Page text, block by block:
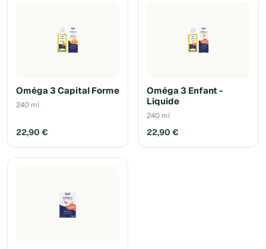
Oméga 3 Capital Forme
240 ml
22,90 €
Oméga 3 Enfant -
Liquide
240 ml
22,90 €